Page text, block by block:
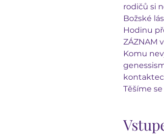
rodičů si
Božské
Hodinu
ZÁZNAM
Komu
Těšíme